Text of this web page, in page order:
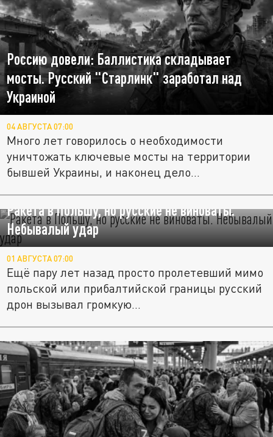
Россию довели: Баллистика складывает
мосты. Русский "Старлинк" заработал над
Украиной
04 АВГУСТА 07:00
Много лет говорилось о необходимости
уничтожать ключевые мосты на территории
бывшей Украины, и наконец дело...
Ракета в Польшу, но русские не виноваты.
Небывалый удар
01 АВГУСТА 07:00
Ещё пару лет назад просто пролетевший мимо
польской или прибалтийской границы русский
дрон вызывал громкую...